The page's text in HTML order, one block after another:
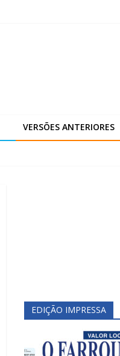
VERSÕES ANTERIORES
EDIÇÃO IMPRESSA